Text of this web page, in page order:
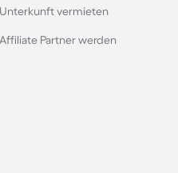
Unterkunft vermieten
Affiliate Partner werden